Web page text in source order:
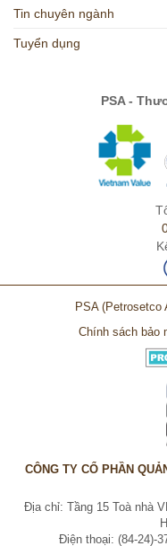
Tin chuyên ngành
Tuyển dụng
PSA -
PSA (Petrosetco
Chính sách bảo
CÔNG TY CỔ PHẦN
Địa chỉ: Tầng 15 Toà nhà
Điện thoại: (84-24)-